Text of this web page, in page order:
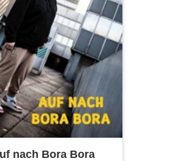
nach Bora Bora